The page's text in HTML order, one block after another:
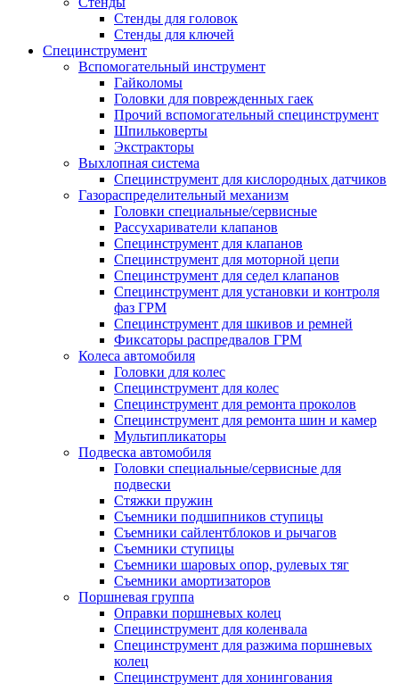
Стенды для головок
Стенды для ключей
Специнструмент
Вспомогательный инструмент
Гайколомы
Головки для поврежденных гаек
Прочий вспомогательный специнструмент
Шпильковерты
Экстракторы
Выхлопная система
Специнструмент для кислородных датчиков
Газораспределительный механизм
Головки специальные/сервисные
Рассухариватели клапанов
Специнструмент для клапанов
Специнструмент для моторной цепи
Специнструмент для седел клапанов
Специнструмент для установки и контроля
фаз ГРМ
Специнструмент для шкивов и ремней
Фиксаторы распредвалов ГРМ
Колеса автомобиля
Головки для колес
Специнструмент для колес
Специнструмент для ремонта проколов
Специнструмент для ремонта шин и камер
Мультипликаторы
Подвеска автомобиля
Головки специальные/сервисные для
подвески
Стяжки пружин
Съемники подшипников ступицы
Съемники сайлентблоков и рычагов
Съемники ступицы
Съемники шаровых опор, рулевых тяг
Съемники амортизаторов
Поршневая группа
Оправки поршневых колец
Специнструмент для коленвала
Специнструмент для разжима поршневых
колец
Специнструмент для хонингования